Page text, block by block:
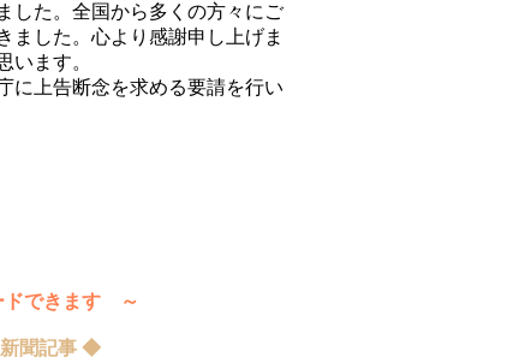
した。全国から多くの方々にご
ました。心より感謝申し上げま
います。
に上告断念を求める要請を行い
できます ～
聞記事 ◆